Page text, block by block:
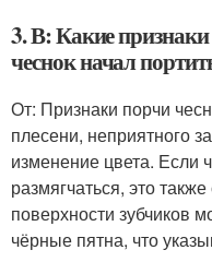
3. В: Какие
чеснок начал
От: Признаки порчи
плесени, неприятного
изменение цвета. Если
размягчаться, это
поверхности зубчиков
чёрные пятна, что